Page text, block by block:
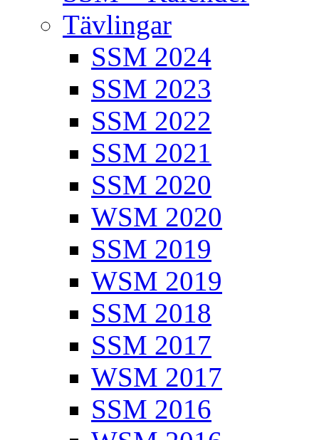
Tävlingar
SSM 2024
SSM 2023
SSM 2022
SSM 2021
SSM 2020
WSM 2020
SSM 2019
WSM 2019
SSM 2018
SSM 2017
WSM 2017
SSM 2016